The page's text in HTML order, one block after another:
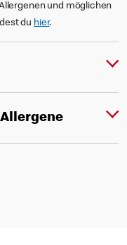
und möglichen
du hier.